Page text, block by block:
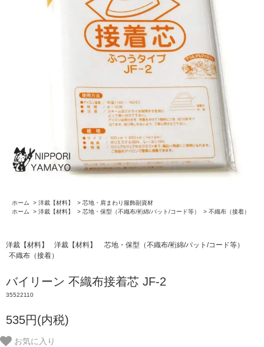
ホーム > 洋裁【材料】 > 芯地・肩まわり服飾副資材
ホーム
> 洋裁【材料】 > 芯地・保型（不織布/裄綿/パット/コード等） > 不織布（接着）
洋裁【材料】 洋裁【材料】
芯地・保型（不織布/裄綿/パット/コード等）
不織布（接着）
バイリーン 不織布接着芯 JF-2
35522110
535円(内税)
お気に入り